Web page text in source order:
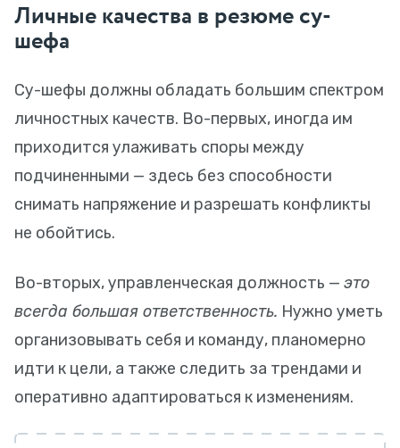
Личные качества в резюме су-
шефа
Су-шефы должны обладать большим спектром
личностных качеств. Во-первых, иногда им
приходится улаживать споры между
подчиненными — здесь без способности
снимать напряжение и разрешать конфликты
не обойтись.
Во-вторых, управленческая должность — это
всегда большая ответственность. Нужно уметь
организовывать себя и команду, планомерно
идти к цели, а также следить за трендами и
оперативно адаптироваться к изменениям.